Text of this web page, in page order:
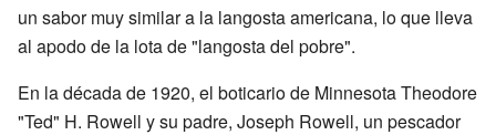
un sabor muy similar a la langosta americana, lo que lleva
al apodo de la lota de "langosta del pobre".
En la década de 1920, el boticario de Minnesota Theodore
"Ted" H. Rowell y su padre, Joseph Rowell, un pescador